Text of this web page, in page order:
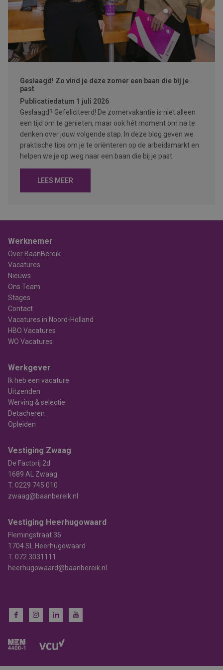
Geslaagd! Zo vind je deze zomer een baan die bij je
past
Publicatiedatum 1 juli 2026
Geslaagd? Gefeliciteerd! De zomervakantie is niet alleen
een tijd om te genieten, maar ook hét moment om na te
denken over jouw volgende stap. In deze blog geven we
praktische tips om je te oriënteren op de arbeidsmarkt en
helpen we je op weg naar een baan die bij je past.
LEES MEER
Werknemer
Over BaanBereik
Vacatures
Nieuws
Ons Team
Stages
Contact
Vacatures in Noord-Holland
HBO Vacatures
WO Vacatures
Werkgever
Ik heb een vacature
Uitzenden
Werving & selectie
Detacheren
Opleiden
Vestiging Zwaag
De Factorij 2d
1689 AL Zwaag
T. 0229 745 010
zwaag@baanbereik.nl
Vestiging Heerhugowaard
Flemingstraat 36
1704 SL Heerhugowaard
T. 072 3031111
heerhugowaard@baanbereik.nl